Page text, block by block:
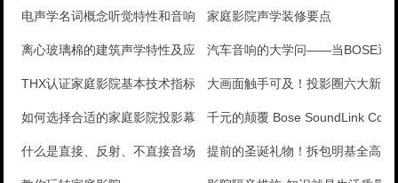
电声学名词概念听觉特性和音响设备家庭影院声学装修要点
离心玻璃棉的建筑声学特性及应用汽车音响的大学问——当BOSE遇
THX认证家庭影院基本技术指标 大画面触手可及！投影圈六大新兴
如何选择合适的家庭影院投影幕与安装方式千元的颠覆 Bose SoundLink
什么是直接、反射、不直接音场 提前的圣诞礼物！拆包明基全高清